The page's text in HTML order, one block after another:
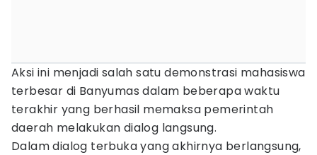
Aksi ini menjadi salah satu demonstrasi mahasiswa
terbesar di Banyumas dalam beberapa waktu
terakhir yang berhasil memaksa pemerintah
daerah melakukan dialog langsung.
Dalam dialog terbuka yang akhirnya berlangsung,